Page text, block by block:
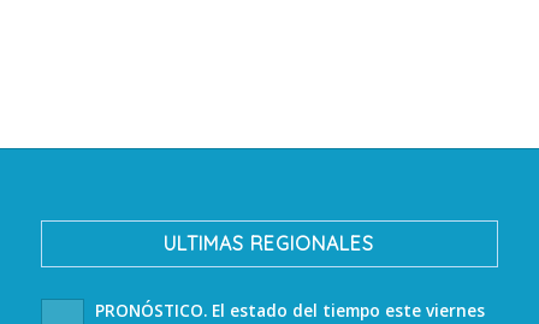
ULTIMAS REGIONALES
PRONÓSTICO. El estado del tiempo este viernes